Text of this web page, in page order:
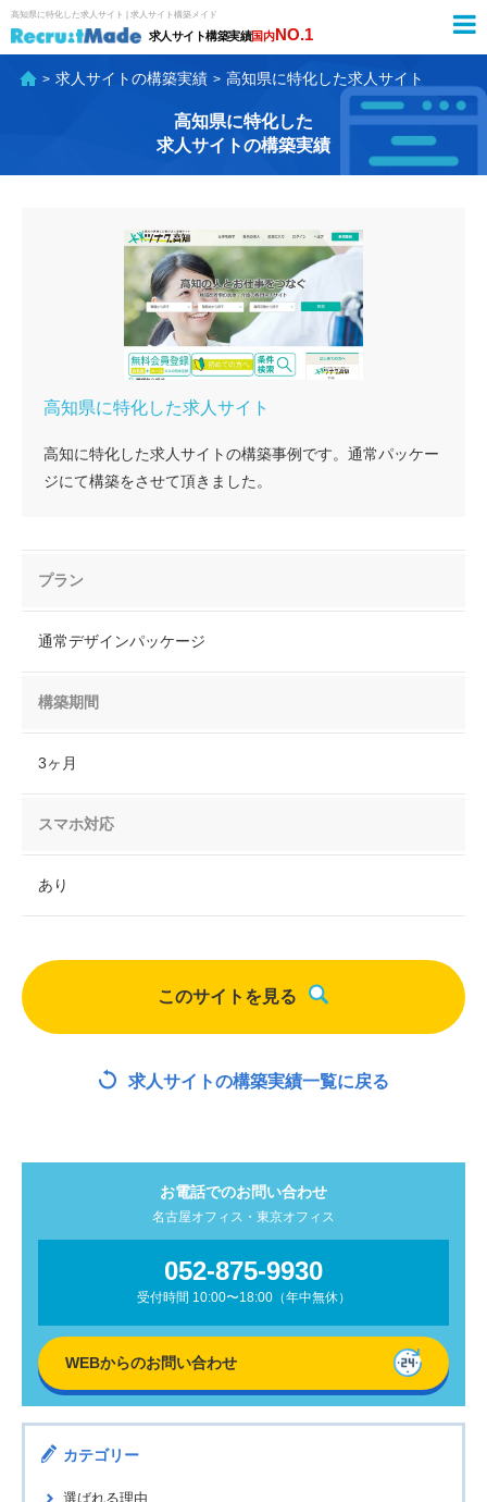
高知県に特化した求人サイト | 求人サイト構築メイド
求人サイト構築実績国内NO.1
求人サイトの構築実績 高知県に特化した求人サイト
高知県に特化した
求人サイトの構築実績
高知県に特化した求人サイト
高知に特化した求人サイトの構築事例です。通常パッケー
ジにて構築をさせて頂きました。
プラン
通常デザインパッケージ
構築期間
3ヶ月
スマホ対応
あり
このサイトを見る
求人サイトの構築実績一覧に戻る
お電話でのお問い合わせ
名古屋オフィス・東京オフィス
052-875-9930
受付時間 10:00〜18:00（年中無休）
WEBからのお問い合わせ
カテゴリー
選ばれる理由